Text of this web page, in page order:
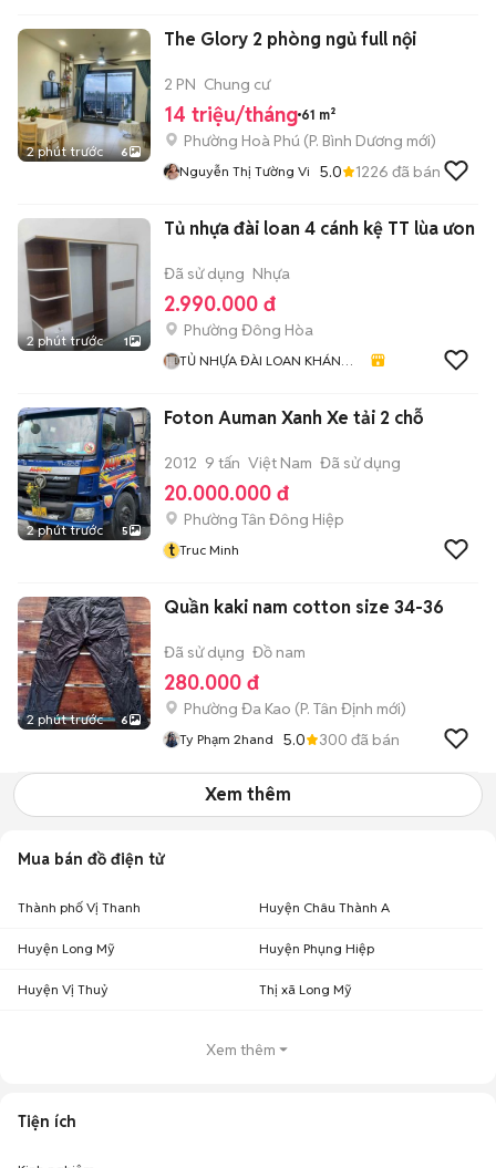
2 phút trước 6
The Glory 2 phòng ngủ full nội
2 PN Chung cư
14 triệu/tháng 61 m²
Phường Hoà Phú (P. Bình Dương mới)
Nguyễn Thị Tường Vi 5.0 1226 đã bán
2 phút trước 1
Tủ nhựa đài loan 4 cánh kệ TT lùa ưon
Đã sử dụng Nhựa
2.990.000 đ
Phường Đông Hòa
TỦ NHỰA ĐÀI LOAN KHÁNH
2 phút trước 5
Foton Auman Xanh Xe tải 2 chỗ
2012 9 tấn Việt Nam Đã sử dụng
20.000.000 đ
Phường Tân Đông Hiệp
t Truc Minh
2 phút trước 6
Quần kaki nam cotton size 34-36
Đã sử dụng Đồ nam
280.000 đ
Phường Đa Kao (P. Tân Định mới)
Ty Phạm 2hand 5.0 300 đã bán
Xem thêm
Mua bán đồ điện tử
Thành phố Vị Thanh Huyện Châu Thành A
Huyện Long Mỹ Huyện Phụng Hiệp
Huyện Vị Thuỷ Thị xã Long Mỹ
Xem thêm
Tiện ích